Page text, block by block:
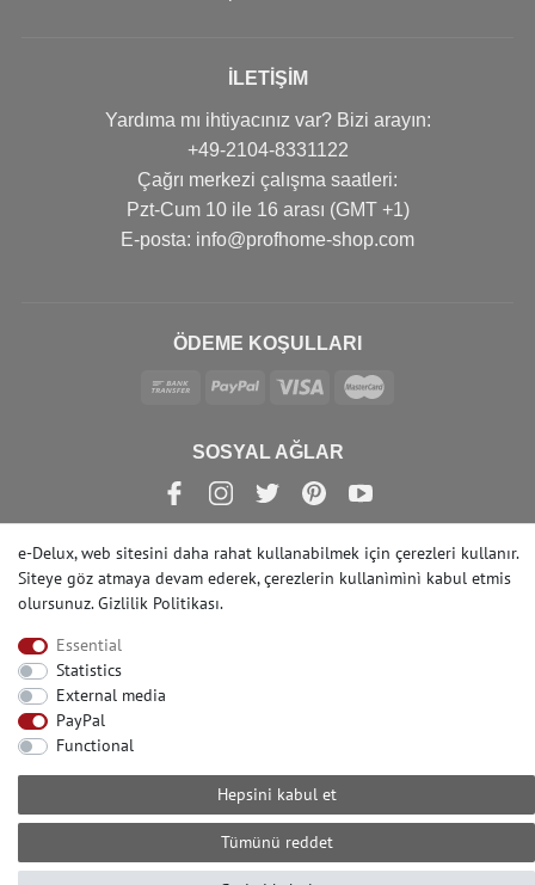
İLETIŞIM
Yardıma mı ihtiyacınız var? Bizi arayın:
+49-2104-8331122
Çağrı merkezi çalışma saatleri:
Pzt-Cum 10 ile 16 arası (GMT +1)
Е-posta: info@profhome-shop.com
ÖDEME KOŞULLARI
SOSYAL AĞLAR
© Copyright 2022 | e-Delux GmbH
e-Delux, web sitesini daha rahat kullanabilmek için çerezleri kullanır.
Siteye göz atmaya devam ederek, çerezlerin kullanìmìnì kabul etmis
olursunuz.Gizlilik Politikası.
Essential
Statistics
External media
PayPal
Functional
Hepsini kabul et
Tümünü reddet